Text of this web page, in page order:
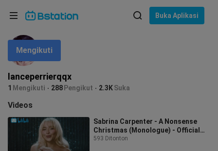
Buka Aplikasi
lanceperrierqqx
1 Mengikuti 288 Pengikut 2.3KSuka
Mengikuti
Videos
Sabrina Carpenter - A Nonsense
Christmas (Monologue) - Official
Video
593 Ditonton
Bahasa: Bahasa Indonesia
Pilih bahasa
English
ภาษาไทย
Tiếng Việt
Bahasa Melayu